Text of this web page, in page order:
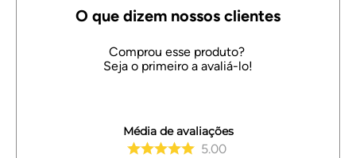
Média de avaliações
5.00